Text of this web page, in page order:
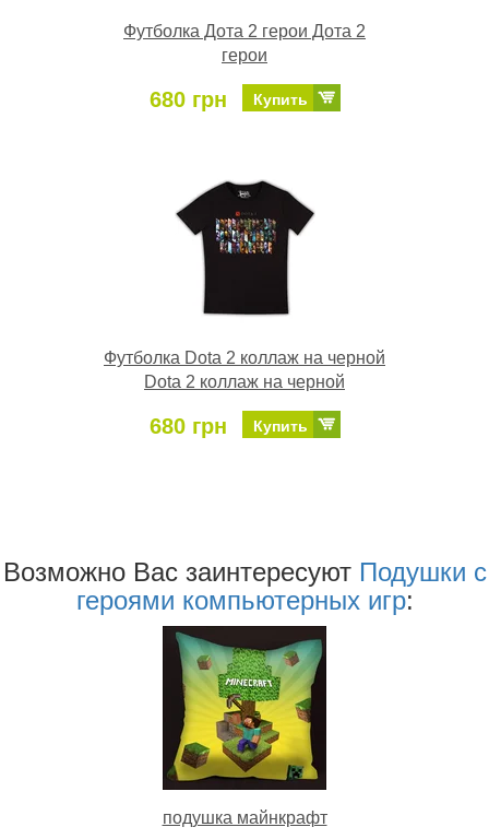
Футболка Дота 2 герои Дота 2
герои
680 грн Купить
Футболка Dota 2 коллаж на черной
Dota 2 коллаж на черной
680 грн Купить
Возможно Ваc заинтересуют Подушки с
героями компьютерных игр:
подушка майнкрафт